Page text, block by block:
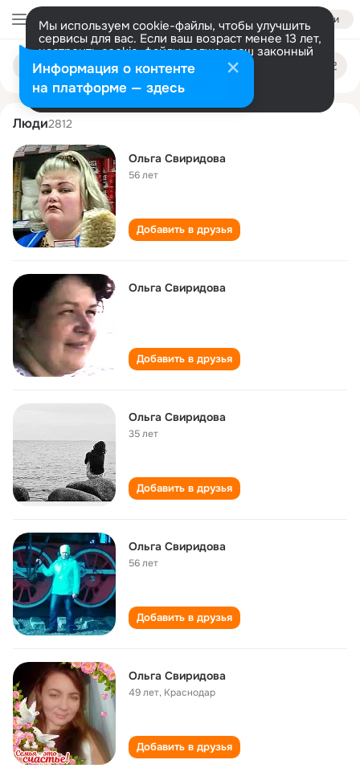
Войти
Мы используем cookie-файлы, чтобы улучшить
сервисы для вас. Если ваш возраст менее 13 лет,
настроить cookie-файлы должен ваш законный
представитель. Больше информации
Разрешить все Настроить
Поиск
людям
olga sviridova
Люди2812
Ольга Свиридова
56 лет
Добавить в друзья
Ольга Свиридова
Добавить в друзья
Ольга Свиридова
35 лет
Добавить в друзья
Ольга Свиридова
56 лет
Добавить в друзья
Ольга Свиридова
49 лет, Краснодар
Добавить в друзья
Информация о контенте
на платформе — здесь